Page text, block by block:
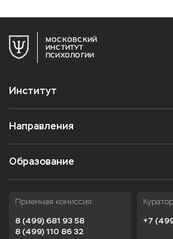
МОСКОВСКИЙ
ИНСТИТУТ
ПСИХОЛОГИИ
Институт
Направления
Образование
Приемная комиссия:
8 (499) 681 93 58
8 (499) 110 86 32
+7